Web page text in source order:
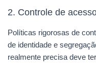
2. Controle de
Políticas rigorosas de
de identidade e
realmente precisa deve